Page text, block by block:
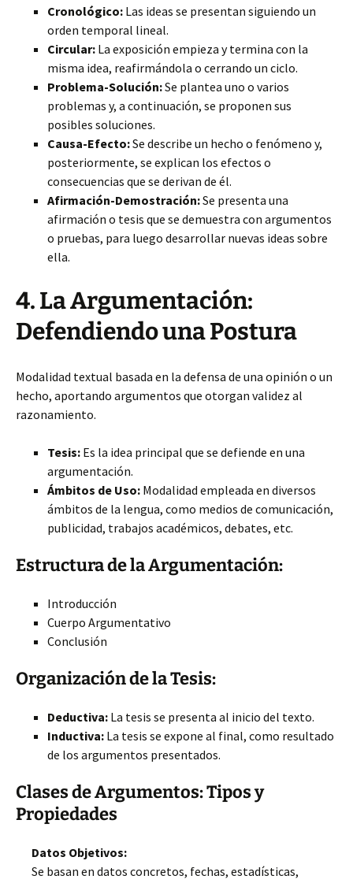
Cronológico: Las ideas se presentan siguiendo un
orden temporal lineal.
Circular: La exposición empieza y termina con la
misma idea, reafirmándola o cerrando un ciclo.
Problema-Solución:Se plantea uno o varios
problemas y, a continuación, se proponen sus
posibles soluciones.
Causa-Efecto:Se describe un hecho o fenómeno y,
posteriormente, se explican los efectos o
consecuencias que se derivan de él.
Afirmación-Demostración:Se presenta una
afirmación o tesis que se demuestra con argumentos
o pruebas, para luego desarrollar nuevas ideas sobre
ella.
4. La Argumentación:
Defendiendo una Postura
Modalidad textual basada en la defensa de una opinión o un
hecho, aportando argumentos que otorgan validez al
razonamiento.
Tesis: Es la idea principal que se defiende en una
argumentación.
Ámbitos de Uso: Modalidad empleada en diversos
ámbitos de la lengua, como medios de comunicación,
publicidad, trabajos académicos, debates, etc.
Estructura de la Argumentación:
Introducción
Cuerpo Argumentativo
Conclusión
Organización de la Tesis:
Deductiva: La tesis se presenta al inicio del texto.
Inductiva: La tesis se expone al final, como resultado
de los argumentos presentados.
Clases de Argumentos: Tipos y
Propiedades
Datos Objetivos:
Se basan en datos concretos, fechas, estadísticas,